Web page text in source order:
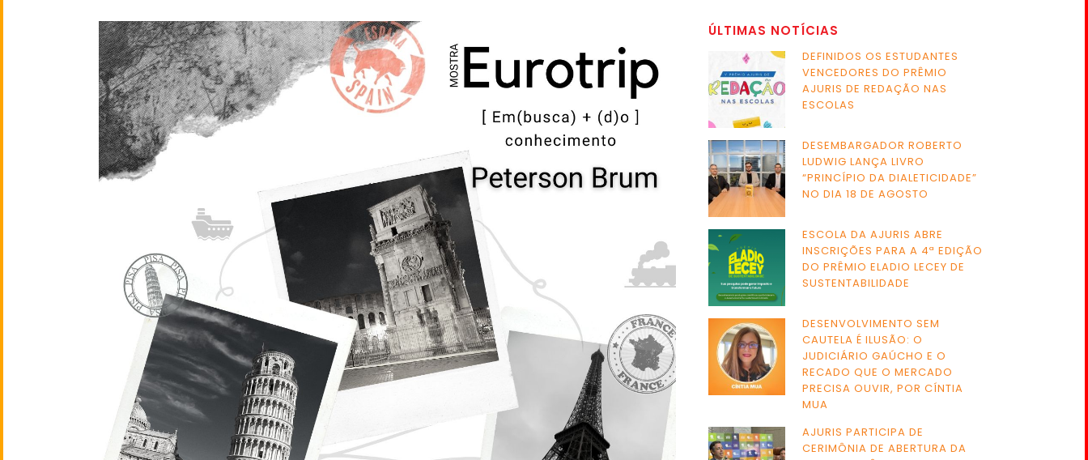
ÚLTIMAS NOTÍCIAS
DEFINIDOS OS ESTUDANTES
VENCEDORES DO PRÊMIO
AJURIS DE REDAÇÃO NAS
ESCOLAS
DESEMBARGADOR ROBERTO
LUDWIG LANÇA LIVRO
“PRINCÍPIO DA DIALETICIDADE”
NO DIA 18 DE AGOSTO
ESCOLA DA AJURIS ABRE
INSCRIÇÕES PARA A 4ª EDIÇÃO
DO PRÊMIO ELADIO LECEY DE
SUSTENTABILIDADE
DESENVOLVIMENTO SEM
CAUTELA É ILUSÃO: O
JUDICIÁRIO GAÚCHO E O
RECADO QUE O MERCADO
PRECISA OUVIR, POR CÍNTIA
MUA
AJURIS PARTICIPA DE
CERIMÔNIA DE ABERTURA DA